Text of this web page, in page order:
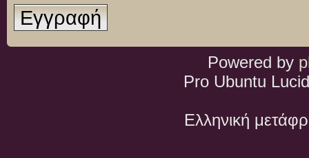
Εγγραφή
Powered by
Pro Ubuntu
Ελληνική